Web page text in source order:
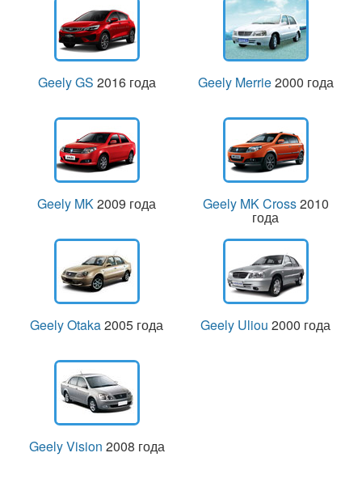
Geely GS 2016 года Geely Merrie2000 года
Geely MK2009 года Geely MK Cross2010
года
Geely Otaka2005 года Geely Uliou 2000 года
Geely Vision 2008 года